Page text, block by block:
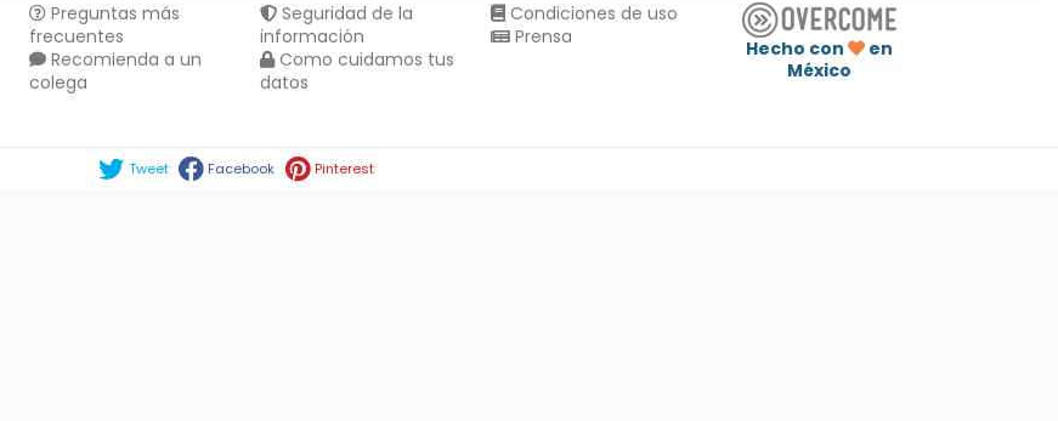
Preguntas más
frecuentes
Recomienda a un
colega
Seguridad de la
información
Como cuidamos tus
datos
Condiciones de uso
Prensa
Hecho con
en
México
Tweet Facebook Pinterest